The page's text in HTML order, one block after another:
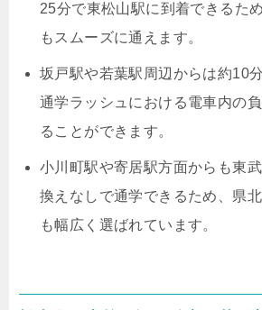
25分で東松山駅に到着できるた
もスムーズに通えます。
坂戸駅や若葉駅周辺からは約10
通学ラッシュにおける電車内の
ることができます。
小川町駅や寄居駅方面からも東
換えなしで通学できるため、県
も幅広く選ばれています。